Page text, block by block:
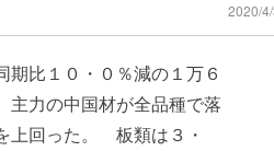
2020/
比１０・０％減の１万６
主力の中国材が全品種で落
上回った。 板類は３・